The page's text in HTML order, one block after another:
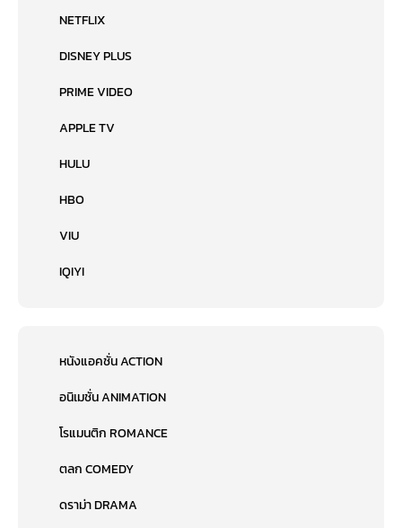
NETFLIX
DISNEY PLUS
PRIME VIDEO
APPLE TV
HULU
HBO
VIU
IQIYI
หนังแอคชั่น ACTION
อนิเมชั่น ANIMATION
โรแมนติก ROMANCE
ตลก COMEDY
ดราม่า DRAMA